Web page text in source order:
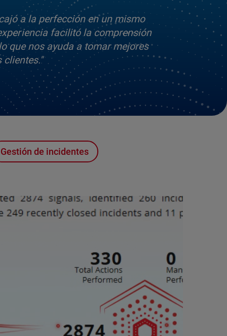
a la perfección en un mismo
facilitó la comprensión
que nos ayuda a tomar mejores
Gestión de incidentes